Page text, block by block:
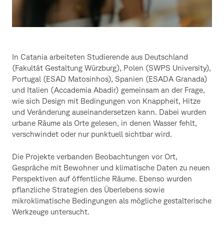
In Catania arbeiteten Studierende aus Deutschland
(Fakultät Gestaltung Würzburg), Polen (SWPS University),
Portugal (ESAD Matosinhos), Spanien (ESADA Granada)
und Italien (Accademia Abadir) gemeinsam an der Frage,
wie sich Design mit Bedingungen von Knappheit, Hitze
und Veränderung auseinandersetzen kann. Dabei wurden
urbane Räume als Orte gelesen, in denen Wasser fehlt,
verschwindet oder nur punktuell sichtbar wird.
Die Projekte verbanden Beobachtungen vor Ort,
Gespräche mit Bewohner und klimatische Daten zu neuen
Perspektiven auf öffentliche Räume. Ebenso wurden
pflanzliche Strategien des Überlebens sowie
mikroklimatische Bedingungen als mögliche gestalterische
Werkzeuge untersucht.